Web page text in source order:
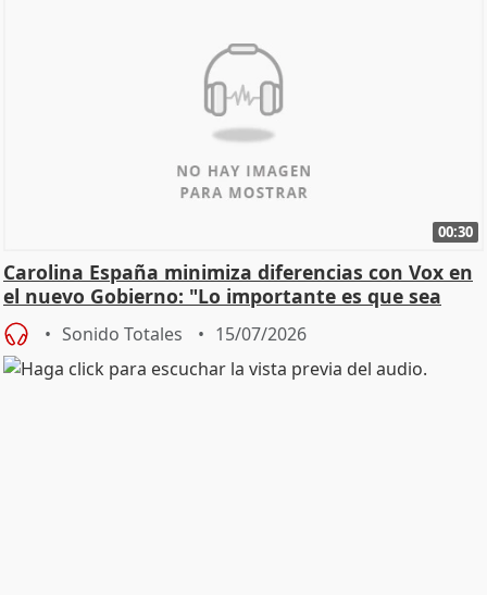
00:30
Carolina España minimiza diferencias con Vox en
el nuevo Gobierno: "Lo importante es que sea
una leg
Sonido Totales 15/07/2026